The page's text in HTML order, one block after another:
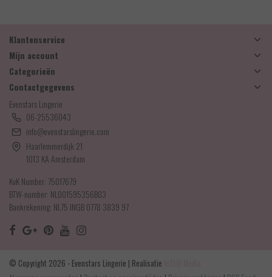
Klantenservice
Mijn account
Categorieën
Contactgegevens
Evenstars Lingerie
06-25536043
info@evenstarslingerie.com
Haarlemmerdijk 21
1013 KA Amsterdam
KvK Number: 75017679
BTW-number: NL001595356B03
Bankrekening: NL75 INGB 0778 3839 97
© Copyright 2026 - Evenstars Lingerie | Realisatie